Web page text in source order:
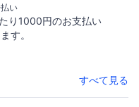
い
り1000円のお支払い
す。
すべて見る